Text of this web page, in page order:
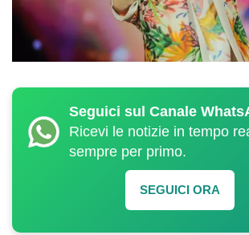
Seguici sul Canale
Ricevi le notizie in tempo
sempre per primo.
SEGUICI ORA